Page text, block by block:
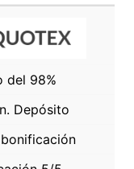
del 98%
Depósito